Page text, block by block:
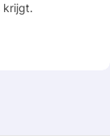
krijgt.